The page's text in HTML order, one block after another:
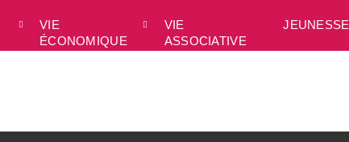
VIE
ÉCONOMIQUE
VIE
ASSOCIATIVE
JEUNESSE